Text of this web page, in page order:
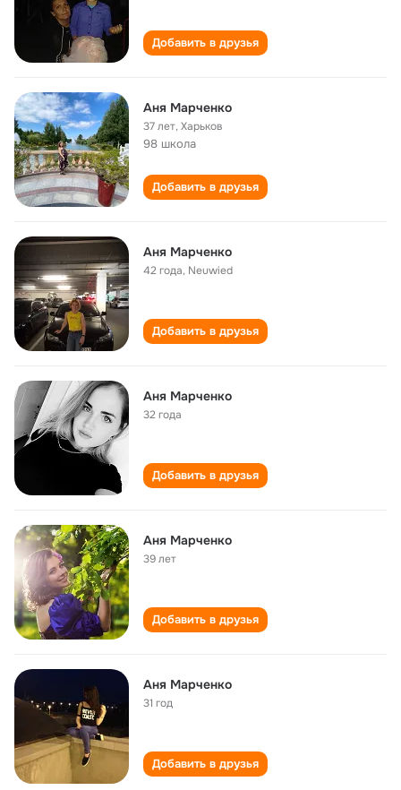
Добавить в друзья
Аня Марченко
37 лет,Харьков
98 школа
Добавить в друзья
Aня Maрченко
42 года, Neuwied
Добавить в друзья
Аня Марченко
32 года
Добавить в друзья
Аня Марченко
39 лет
Добавить в друзья
Аня Марченко
31 год
Добавить в друзья